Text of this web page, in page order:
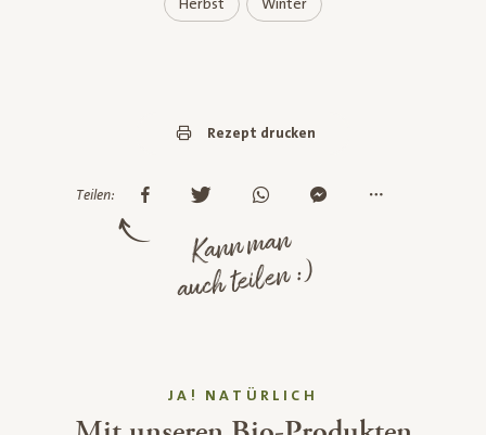
Herbst Winter
Rezept drucken
Teilen:
Kann man
auch teilen :)
JA! NATÜRLICH